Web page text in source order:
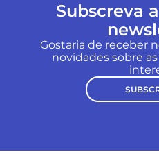
Subscreva
Gostaria de receber
novidades sobre